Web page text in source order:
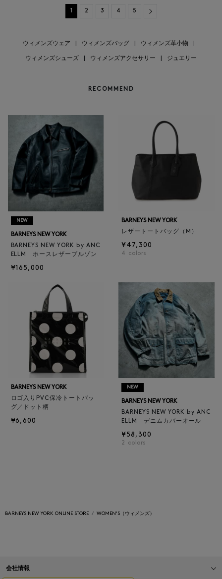
1 2 3 4 5 Next
ウィメンズウェア ウィメンズバッグ ウィメンズ革小物
ウィメンズシューズ ウィメンズアクセサリー ジュエリー
RECOMMEND
NEW
BARNEYS NEW YORK
BARNEYS NEW YORK by ANC
ELLM ホースレザーブルゾン
¥165,000
BARNEYS NEW YORK
レザートートバッグ（M）
¥47,300
4 colors
BARNEYS NEW YORK
ロゴ入りPVC保冷トートバッ
グ／ドット柄
¥6,600
NEW
BARNEYS NEW YORK
BARNEYS NEW YORK by ANC
ELLM デニムカバーオール
¥58,300
2 colors
BARNEYS NEW YORK ONLINE STORE WOMEN'S（ウィメンズ）
会社情報